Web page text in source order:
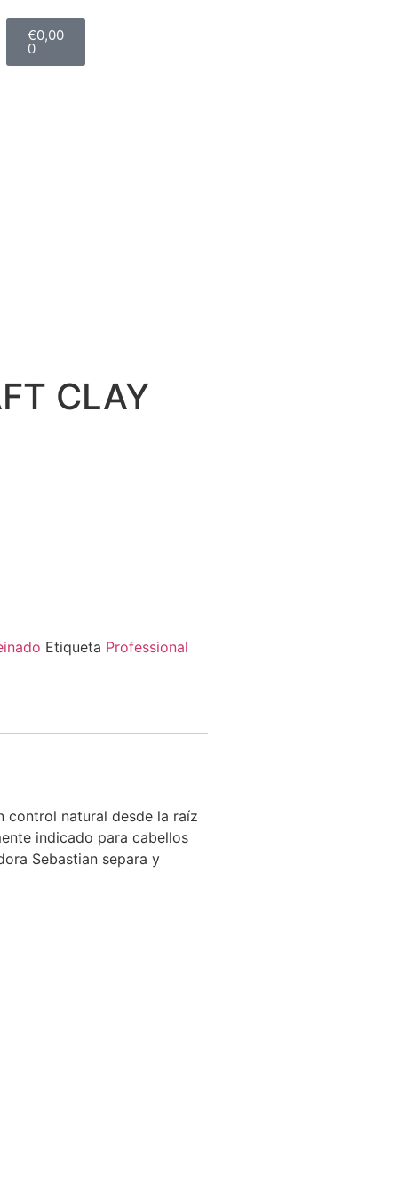
€0,00
0
CLAY
Etiqueta Professional
control natural desde la raíz
indicado para cabellos
Sebastian separa y